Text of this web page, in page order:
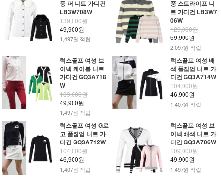
풍 퍼 니트 가디건
LB3W708W
139,000원
49,900원
1,497원 적립
풍 스트라이프 니
트 가디건 LB3W7
06W
129,000원
69,900원
2,097원 적립
럭스골프 여성 브
이넥 케이블 니트
가디건 GQ3A718
W
109,000원
49,900원
1,497원 적립
럭스골프 여성 배
색 풀집업 니트 가
디건 GQ3A714W
104,000원
46,900원
1,407원 적립
럭스골프 여성 G로
고 풀집업 니트 가
디건 GQ3A712W
104,000원
46,900원
1,407원 적립
럭스골프 여성 브
이넥 배색 니트 가
디건 GQ3A706W
109,000원
49,900원
1,497원 적립